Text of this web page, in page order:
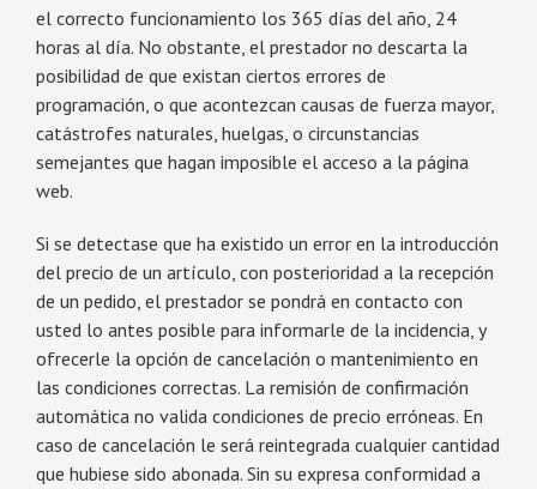
el correcto funcionamiento los 365 días del año, 24
horas al día. No obstante, el prestador no descarta la
posibilidad de que existan ciertos errores de
programación, o que acontezcan causas de fuerza mayor,
catástrofes naturales, huelgas, o circunstancias
semejantes que hagan imposible el acceso a la página
web.
Si se detectase que ha existido un error en la introducción
del precio de un artículo, con posterioridad a la recepción
de un pedido, el prestador se pondrá en contacto con
usted lo antes posible para informarle de la incidencia, y
ofrecerle la opción de cancelación o mantenimiento en
las condiciones correctas. La remisión de confirmación
automática no valida condiciones de precio erróneas. En
caso de cancelación le será reintegrada cualquier cantidad
que hubiese sido abonada. Sin su expresa conformidad a